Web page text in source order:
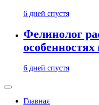
6 дней спустя
Фелинолог
6 дней спустя
Главная